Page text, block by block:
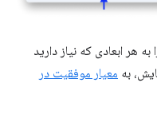
هر ابعادی که نیاز دارید
به معیار موفقیت در